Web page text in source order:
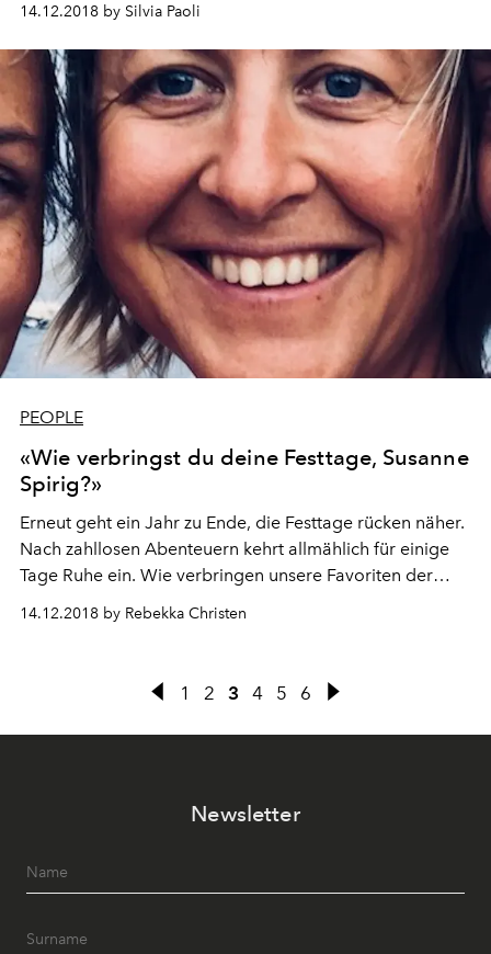
Geschichte und Gegenwart.
14.12.2018 by Silvia Paoli
PEOPLE
«Wie verbringst du deine Festtage, Susanne
Spirig?»
Erneut geht ein Jahr zu Ende, die Festtage rücken näher.
Nach zahllosen Abenteuern kehrt allmählich für einige
Tage Ruhe ein. Wie verbringen unsere Favoriten der
Schweizer Modewelt diese besondere Zeit? L’OFFICIEL
Schweiz hat nachgefragt. Diesmal bei Susanne Spirig,
14.12.2018 by Rebekka Christen
1 2 3 4 5 6
Newsletter